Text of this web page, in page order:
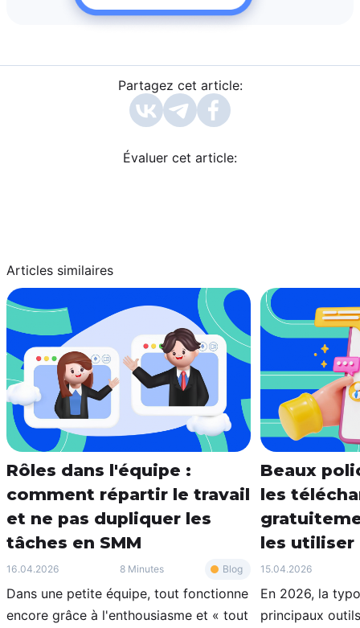
Partagez cet article:
Évaluer cet article:
Articles similaires
Rôles dans l'équipe :
comment répartir le travail
et ne pas dupliquer les
tâches en SMM
16.04.2026 8 Minutes Blog
Dans une petite équipe, tout fonctionne
encore grâce à l'enthousiasme et « tout
Beaux
les
les utiliser
15.04.2026
En 2026, la
principaux